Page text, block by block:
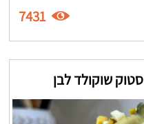
7431
שוקולד לבן